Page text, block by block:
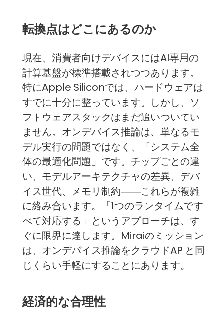
転換点はどこにあるのか
現在、消費者向けデバイスにはAI専用の
計算基盤が標準搭載されつつあります。
特にApple Siliconでは、ハードウェアは
すでに十分に整っています。しかし、ソ
フトウェアスタックはまだ追いついてい
ません。オンデバイス推論は、単なるモ
デル実行の問題ではなく、「システム全
体の最適化問題」です。チップごとの違
い、モデルアーキテクチャの差異、デバ
イス世代、メモリ制約――これらが複雑
に絡み合います。「1つのランタイムです
べて対応する」というアプローチは、す
ぐに限界に達します。Miraiのミッション
は、オンデバイス推論をクラウドAPIと同
じくらい手軽にすることにあります。
経済的な合理性